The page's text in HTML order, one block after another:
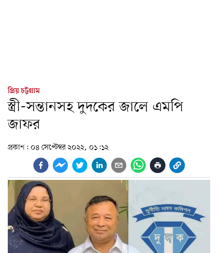
প্রিয় চট্টগ্রাম
স্ত্রী-সন্তানসহ দুদকের জালে এমপি
জাফর
প্রকাশ: ০৪ সেপ্টেম্বর ২০২২, ০১:১২